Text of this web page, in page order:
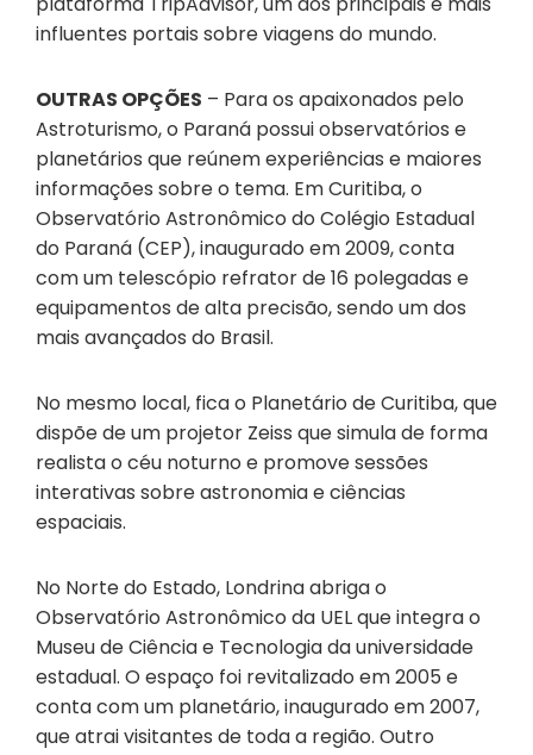
influentes portais sobre viagens do mundo.
OUTRAS OPÇÕES – Para os apaixonados pelo
Astroturismo, o Paraná possui observatórios e
planetários que reúnem experiências e maiores
informações sobre o tema. Em Curitiba, o
Observatório Astronômico do Colégio Estadual
do Paraná (CEP), inaugurado em 2009, conta
com um telescópio refrator de 16 polegadas e
equipamentos de alta precisão, sendo um dos
mais avançados do Brasil.
No mesmo local, fica o Planetário de Curitiba, que
dispõe de um projetor Zeiss que simula de forma
realista o céu noturno e promove sessões
interativas sobre astronomia e ciências
espaciais.
No Norte do Estado, Londrina abriga o
Observatório Astronômico da UEL que integra o
Museu de Ciência e Tecnologia da universidade
estadual. O espaço foi revitalizado em 2005 e
conta com um planetário, inaugurado em 2007,
que atrai visitantes de toda a região. Outro